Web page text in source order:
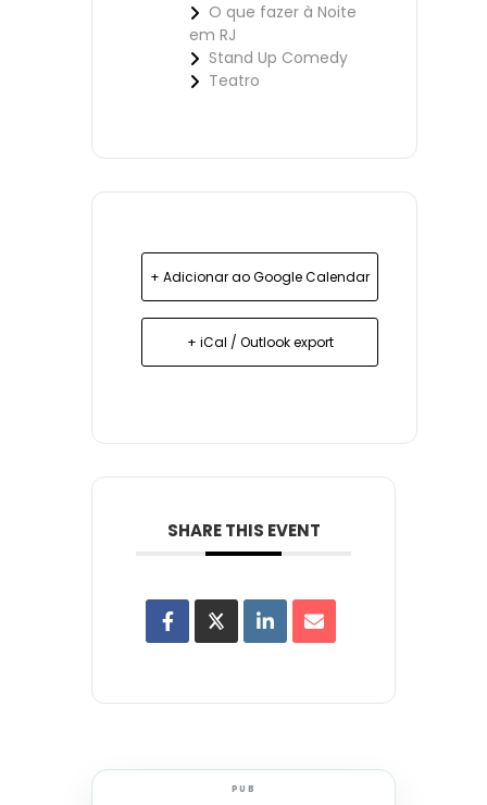
O que fazer à Noite
em RJ
Stand Up Comedy
Teatro
+ Adicionar ao Google Calendar
+ iCal / Outlook export
SHARE THIS EVENT
PUB